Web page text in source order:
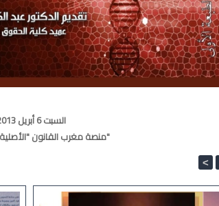
السبت 6 أبريل 2013
MarocDroit منصة مغرب القانون "الأصلية"
<